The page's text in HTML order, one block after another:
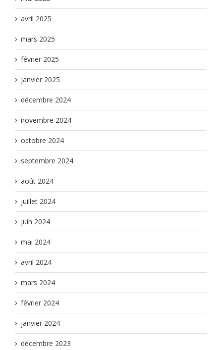
avril 2025
mars 2025
février 2025
janvier 2025
décembre 2024
novembre 2024
octobre 2024
septembre 2024
août 2024
juillet 2024
juin 2024
mai 2024
avril 2024
mars 2024
février 2024
janvier 2024
décembre 2023